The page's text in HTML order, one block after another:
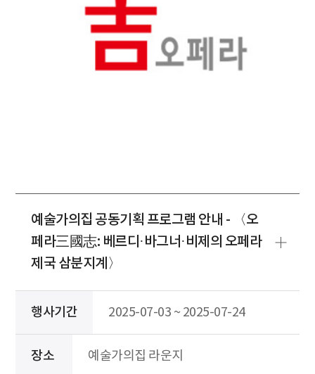
예술가의집 공동기획 프로그램 안내 - 〈오
페라三國志: 베르디·바그너·비제의 오페라
제국 삼분지계〉
행사기간 2025-07-03 ~ 2025-07-24
장소 예술가의집 라운지